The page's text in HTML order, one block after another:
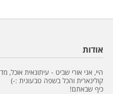
אודות
היי, אני אורי שביט - עיתונאית אוכל,
קולינארית והכל בשפה טבעונית :-)
כיף שבאתם!